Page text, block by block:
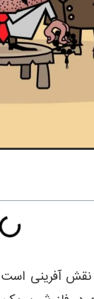
آفرینی است